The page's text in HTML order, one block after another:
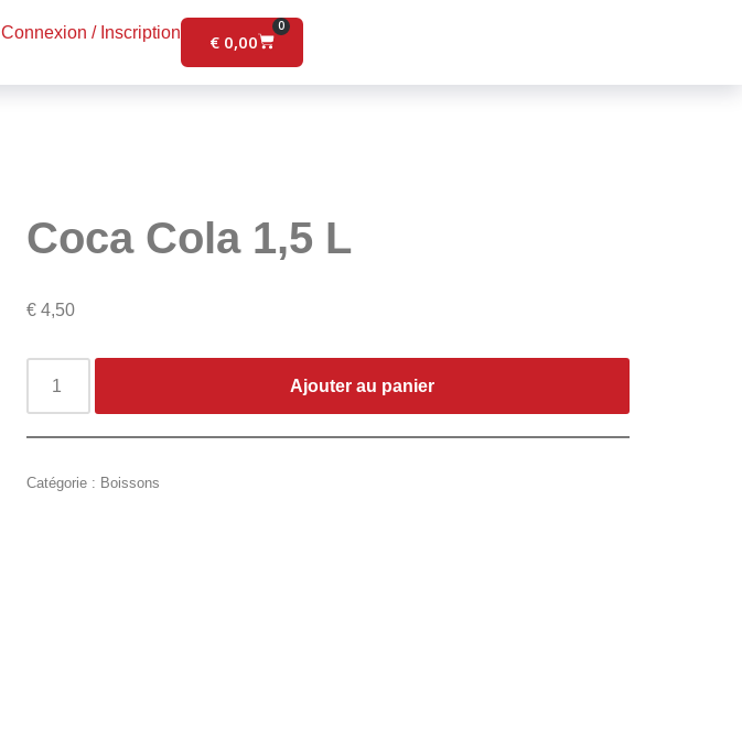
Connexion / Inscription € 0,00
0
Coca Cola 1,5 L
€4,50
Ajouter au panier
Catégorie : Boissons